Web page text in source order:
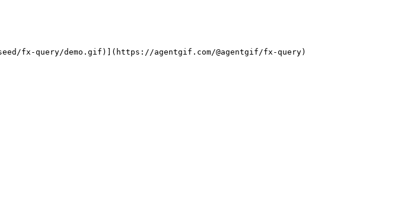
fx-query/demo.gif)](https://agentgif.com/@agentgif/fx-query)